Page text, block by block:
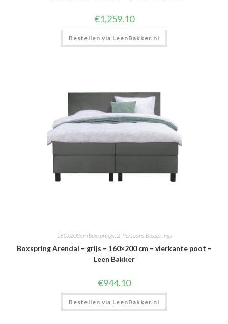
€1,259.10
Bestellen via LeenBakker.nl
160x200cm boxsprings 2-Persoons Boxsprings
Boxspring Arendal – grijs – 160×200 cm – vierkante poot –
Leen Bakker
€944.10
Bestellen via LeenBakker.nl